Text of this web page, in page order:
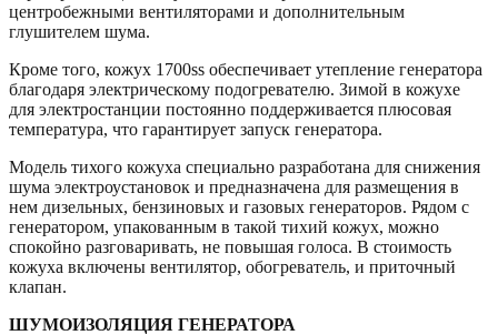
центробежными вентиляторами и дополнительным
глушителем шума.
Кроме того, кожух 1700ss обеспечивает утепление генератора
благодаря электрическому подогревателю. Зимой в кожухе
для электростанции постоянно поддерживается плюсовая
температура, что гарантирует запуск генератора.
Модель тихого кожуха специально разработана для снижения
шума электроустановок и предназначена для размещения в
нем дизельных, бензиновых и газовых генераторов. Рядом с
генератором, упакованным в такой тихий кожух, можно
спокойно разговаривать, не повышая голоса. В стоимость
кожуха включены вентилятор, обогреватель, и приточный
клапан.
ШУМОИЗОЛЯЦИЯ ГЕНЕРАТОРА